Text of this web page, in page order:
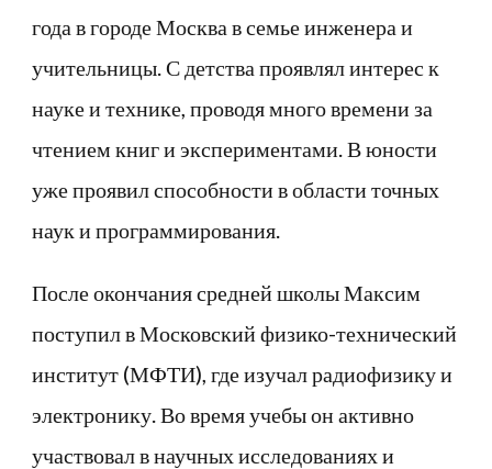
года в городе Москва в семье инженера и
учительницы. С детства проявлял интерес к
науке и технике, проводя много времени за
чтением книг и экспериментами. В юности
уже проявил способности в области точных
наук и программирования.
После окончания средней школы Максим
поступил в Московский физико-технический
институт (МФТИ), где изучал радиофизику и
электронику. Во время учебы он активно
участвовал в научных исследованиях и